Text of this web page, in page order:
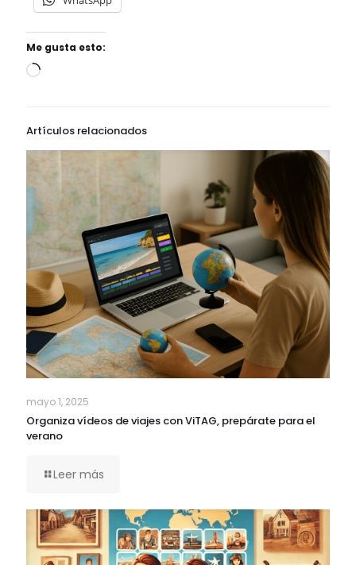
Me gusta esto:
Artículos relacionados
mayo 1, 2025
Organiza vídeos de viajes con ViTAG, prepárate para el
verano
Leer más